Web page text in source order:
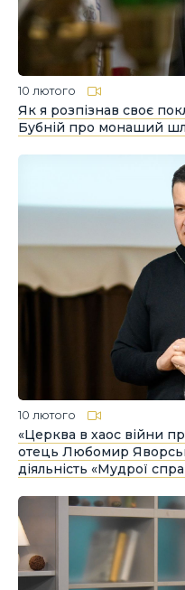
10 лютого
Як я розпізнав своє
Бубній про монаший
10 лютого
«Церква в хаос війни
отець Любомир
діяльність «Мудрої